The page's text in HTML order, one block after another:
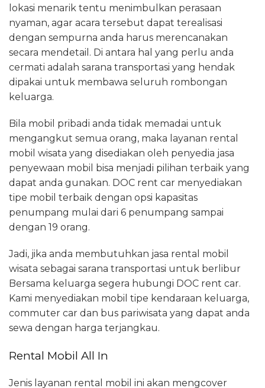
lokasi menarik tentu menimbulkan perasaan
nyaman, agar acara tersebut dapat terealisasi
dengan sempurna anda harus merencanakan
secara mendetail. Di antara hal yang perlu anda
cermati adalah sarana transportasi yang hendak
dipakai untuk membawa seluruh rombongan
keluarga.
Bila mobil pribadi anda tidak memadai untuk
mengangkut semua orang, maka layanan rental
mobil wisata yang disediakan oleh penyedia jasa
penyewaan mobil bisa menjadi pilihan terbaik yang
dapat anda gunakan. DOC rent car menyediakan
tipe mobil terbaik dengan opsi kapasitas
penumpang mulai dari 6 penumpang sampai
dengan 19 orang.
Jadi, jika anda membutuhkan jasa rental mobil
wisata sebagai sarana transportasi untuk berlibur
Bersama keluarga segera hubungi DOC rent car.
Kami menyediakan mobil tipe kendaraan keluarga,
commuter car dan bus pariwisata yang dapat anda
sewa dengan harga terjangkau.
Rental Mobil All In
Jenis layanan rental mobil ini akan mengcover